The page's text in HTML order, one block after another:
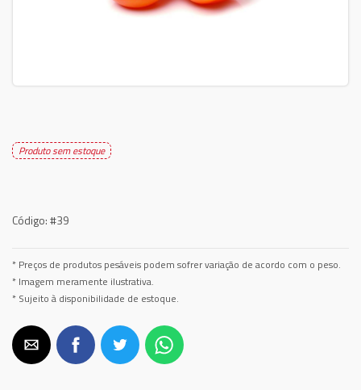
Produto sem estoque
Código:#39
* Preços de produtos pesáveis podem sofrer variação de acordo com o peso.
* Imagem meramente ilustrativa.
* Sujeito à disponibilidade de estoque.